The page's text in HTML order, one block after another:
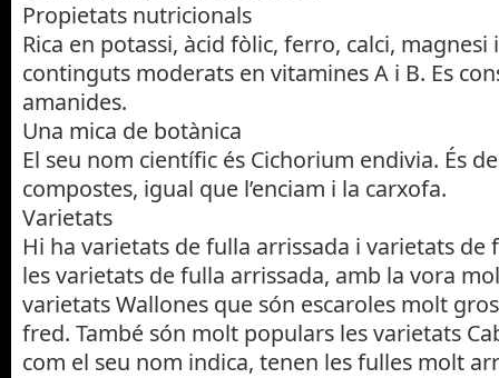
Propietats nutricionals
Rica en potassi, àcid fòlic, ferro, calci, magnesi
continguts moderats en vitamines A i B. Es
amanides.
Una mica de botànica
El seu nom científic és Cichorium endivia. És
compostes, igual que l’enciam i la carxofa.
Varietats
Hi ha varietats de fulla arrissada i varietats de
les varietats de fulla arrissada, amb la vora
varietats Wallones que són escaroles molt
fred. També són molt populars les varietats
com el seu nom indica, tenen les fulles molt